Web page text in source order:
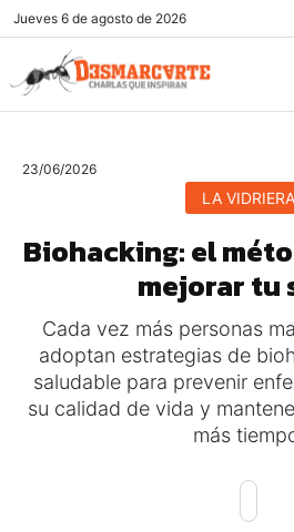
Jueves 6 de agosto de 2026
23/06/2026
LA VIDRIERA
Biohacking: el
mejorar tu
Cada vez más personas
adoptan estrategias de
saludable para prevenir
su calidad de vida y
más